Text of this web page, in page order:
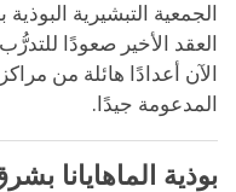
الجمعية التبشيرية
العقد الأخير صعودًا
الآن أعدادًا هائلة من مراكز
المدعومة جيدًا.
بوذية الماهايانا